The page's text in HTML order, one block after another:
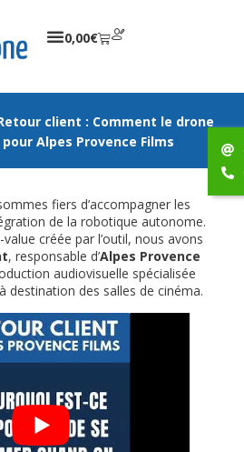
0,00€
client : Comment le drone
Alpes Provence Films
fiers d’accompagner les
de la robotique autonome.
créée par l’outil, nous avons
, responsable d’Alpes Provence
audiovisuelle spécialisée
destination des salles de cinéma.